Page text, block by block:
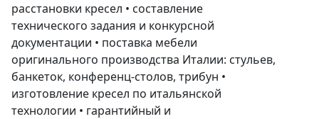
расстановки кресел • составление
технического задания и конкурсной
документации • поставка мебели
оригинального производства Италии: стульев,
банкеток, конференц-столов, трибун •
изготовление кресел по итальянской
технологии • гарантийный и